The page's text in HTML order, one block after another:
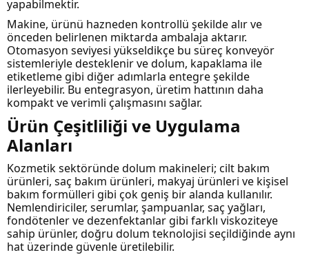
yapabilmektir.
Makine, ürünü hazneden kontrollü şekilde alır ve
önceden belirlenen miktarda ambalaja aktarır.
Otomasyon seviyesi yükseldikçe bu süreç konveyör
sistemleriyle desteklenir ve dolum, kapaklama ile
etiketleme gibi diğer adımlarla entegre şekilde
ilerleyebilir. Bu entegrasyon, üretim hattının daha
kompakt ve verimli çalışmasını sağlar.
Ürün Çeşitliliği ve Uygulama
Alanları
Kozmetik sektöründe dolum makineleri; cilt bakım
ürünleri, saç bakım ürünleri, makyaj ürünleri ve kişisel
bakım formülleri gibi çok geniş bir alanda kullanılır.
Nemlendiriciler, serumlar, şampuanlar, saç yağları,
fondötenler ve dezenfektanlar gibi farklı viskoziteye
sahip ürünler, doğru dolum teknolojisi seçildiğinde aynı
hat üzerinde güvenle üretilebilir.